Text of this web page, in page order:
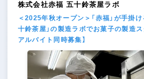
株式会社赤福 五十鈴茶屋ラボ
＜2025年秋オープン＞「赤福」が手掛
十鈴茶屋」の製造ラボでお菓子の製造ス
アルバイト同時募集】